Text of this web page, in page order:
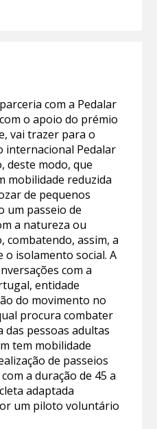
com a Pedalar
o apoio do prémio
vai trazer para o
internacional Pedalar
deste modo, que
mobilidade reduzida
de pequenos
um passeio de
a natureza ou
combatendo, assim, a
o isolamento social. A
com a
entidade
do movimento no
procura combater
das pessoas adultas
tem mobilidade
de passeios
a duração de 45 a
adaptada
um piloto voluntário